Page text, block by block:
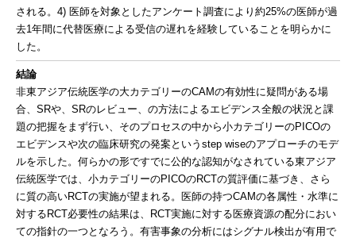
される。4) 医師を対象としたアンケート調査により約25%の医師が過
去1年間に代替医療による受信の遅れを経験していることを明らかに
した。
結論
非東アジア伝統医学の大カテゴリーのCAMの有効性に疑問がある場
合、SRや、SRのレビュー、の方法によるエビデンス全般の状況と課
題の把握をまず行い、そのプロセスの中から小カテゴリーのPICOの
エビデンスや次の臨床研究の発案というstep wiseのアプローチのモデ
ルを示した。何らかの形ですでに公的な認知がなされている東アジア
伝統医学では、小カテゴリーのPICOのRCTの質評価に基づき、さら
に質の高いRCTの実施が望まれる。医師の持つCAMの各属性・水準に
対するRCT必要性の結果は、RCT実施に対する医療資源の配分におい
ての指針の一つとなろう。有害事象の分析にはシグナル検出が有用で